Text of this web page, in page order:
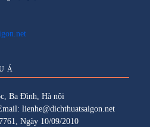
Á
Ba Đình, Hà nội
lienhe@dichthuatsaigon.net
Ngày 10/09/2010